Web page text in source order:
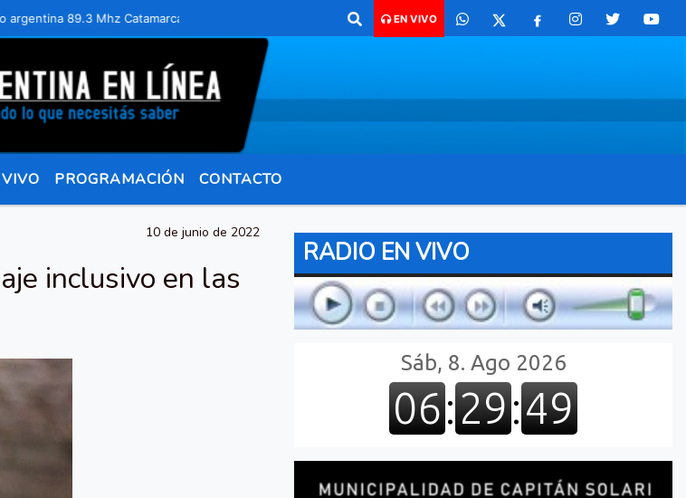
89.3 Mhz Catamarca 436 Resistencia Chaco para comunicarte 362 4879579 Radio argentina 89.3 Mhz Catamarca
EN VIVO
PROGRAMACIÓN CONTACTO
10 de junio de 2022
inclusivo en las
RADIO EN VIVO